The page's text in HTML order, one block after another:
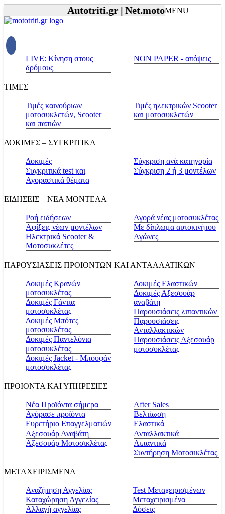
Autotriti.gr |Net.mototriti.gr |
MENU
LIVE: Κίνηση στους
δρόμους
NON PAPER - απόψεις
ΤΙΜΕΣ
Τιμές καινούριων
μοτοσυκλετών, Scooter
και παπιών
Τιμές ηλεκτρικών Scooter
και μοτοσυκλετών
ΔΟΚΙΜΕΣ – ΣΥΓΚΡΙΤΙΚΑ
Δοκιμές
Συγκριτικά test και
Αγοραστικά θέματα
Σύγκριση ανά κατηγορία
Σύγκριση 2 ή 3 μοντέλων
ΕΙΔΗΣΕΙΣ – ΝΕΑ ΜΟΝΤΕΛΑ
Ροή ειδήσεων
Αφίξεις νέων μοντέλων
Ηλεκτρικά Scooter &
Μοτοσυκλέτες
Αγορά νέας μοτοσυκλέτας
Με δίπλωμα αυτοκινήτου
Αγώνες
ΠΑΡΟΥΣΙΑΣΕΙΣ ΠΡΟΙΟΝΤΩΝ ΚΑΙ ΑΝΤΑΛΛΑΤΙΚΩΝ
Δοκιμές Κρανών
μοτοσυκλέτας
Δοκιμές Γάντια
μοτοσυκλέτας
Δοκιμές Μπότες
μοτοσυκλέτας
Δοκιμές Παντελόνια
μοτοσυκλέτας
Δοκιμές Jacket - Μπουφάν
μοτοσυκλέτας
Δοκιμές Ελαστικών
Δοκιμές Αξεσουάρ
αναβάτη
Παρουσιάσεις λιπαντικών
Παρουσιάσεις
Ανταλλακτικών
Παρουσιάσεις Αξεσουάρ
μοτοσυκλέτας
ΠΡΟΙΟΝΤΑ ΚΑΙ ΥΠΗΡΕΣΙΕΣ
Νέα Προϊόντα σήμερα
Αγόρασε προϊόντα
Ευρετήριο Επαγγελματιών
Αξεσουάρ Αναβάτη
Αξεσουάρ Μοτοσικλέτας
Αfter Sales
Βελτίωση
Ελαστικά
Ανταλλακτικά
Λιπαντικά
Συντήρηση Μοτοσικλέτας
ΜΕΤΑΧΕΙΡΙΣΜΕΝΑ
Αναζήτηση Αγγελίας
Καταχώρηση Αγγελίας
Αλλαγή αγγελίας
Test Μεταχειρισμένων
Μεταχειρισμένα
Δόσεις